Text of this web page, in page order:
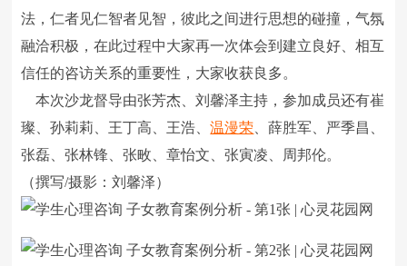
法，仁者见仁智者见智，彼此之间进行思想的碰撞，气氛
融洽积极，在此过程中大家再一次体会到建立良好、相互
信任的咨访关系的重要性，大家收获良多。
本次沙龙督导由张芳杰、刘馨泽主持，参加成员还有崔
璨、孙莉莉、王丁高、王浩、温漫荣 、薛胜军、严季昌、
张磊、张林锋、张畋、章怡文、张寅凌、周邦伦。
（撰写/摄影：刘馨泽）